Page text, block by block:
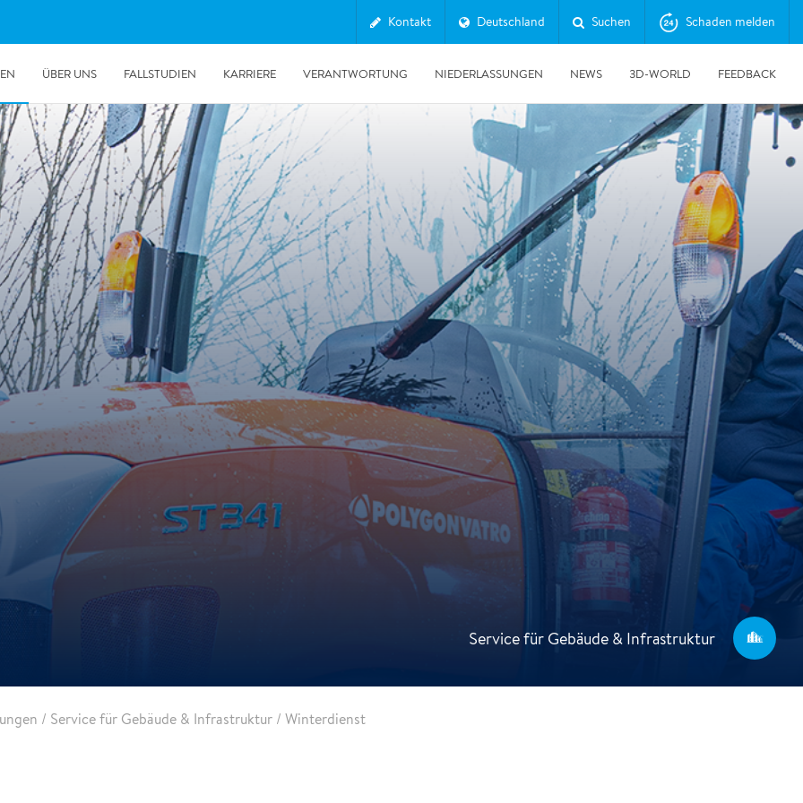
Kontakt Deutschland Suchen Schaden melden
ÜBER UNS FALLSTUDIEN KARRIERE VERANTWORTUNG NIEDERLASSUNGEN NEWS
30.06.2026
Unsere POLYGON Ente wieder im Auslandseinsatz
30.06.2026
Erfolgreicher Tag der Messtechnik
3D-WORLD FEEDBACK
Service für Gebäude & Infrastruktur
/ Service für Gebäude & Infrastruktur / Winterdienst